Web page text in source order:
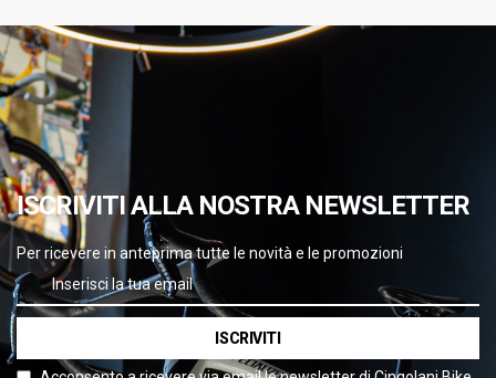
ISCRIVITI ALLA NOSTRA NEWSLETTER
Per ricevere in anteprima tutte le novità e le promozioni
ISCRIVITI